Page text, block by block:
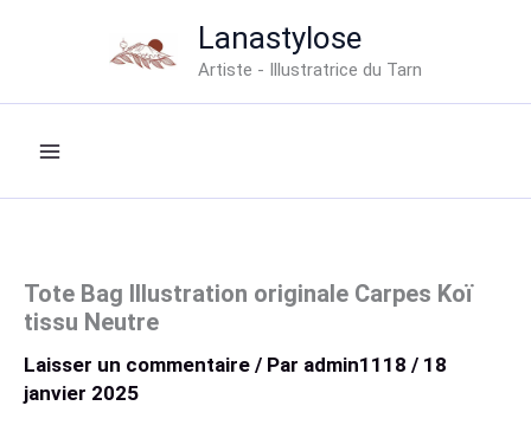
Lanastylose
Artiste - Illustratrice du Tarn
Tote Bag Illustration originale Carpes Koï
tissu Neutre
Laisser un commentaire / Par admin1118 / 18
janvier 2025